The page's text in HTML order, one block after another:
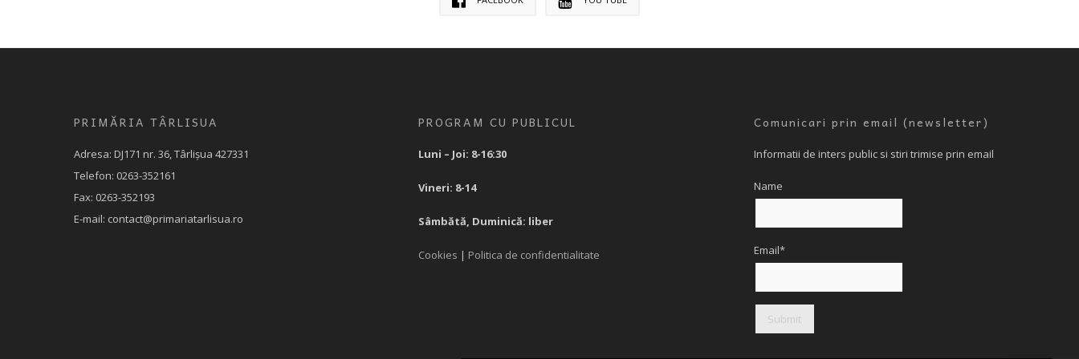
PRIMĂRIA TÂRLISUA
Adresa: DJ171 nr. 36, Târlișua 427331
Telefon: 0263-352161
Fax: 0263-352193
E-mail: contact@primariatarlisua.ro
PROGRAM CU PUBLICUL
Luni – Joi: 8-16:30
Vineri: 8-14
Sâmbătă, Duminică: liber
Cookies | Politica de confidentialitate
Comunicari prin email (newsletter)
Informatii de inters public si stiri trimise prin email
Name
Email*